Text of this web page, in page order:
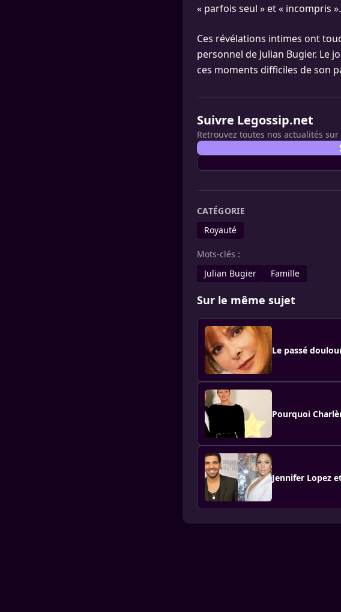
« parfois seul » et « incompris ».
Ces révélations intimes ont
personnel de Julian Bugier. Le
ces moments difficiles de son
Suivre Legossip.net
Retrouvez toutes nos actualités sur
CATÉGORIE
Royauté
Mots-clés :
Julian Bugier
Famille
Sur le même sujet
Le passé
Pourquoi
Jennifer Lopez